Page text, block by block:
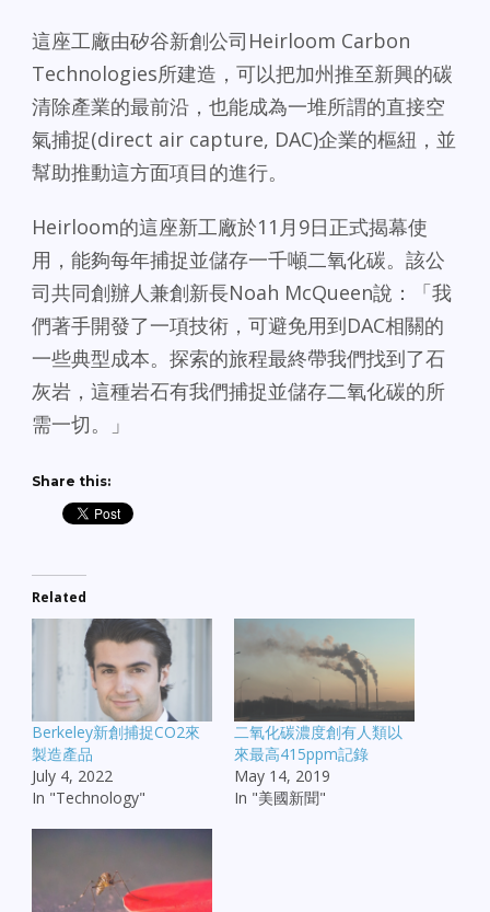
這座工廠由矽谷新創公司Heirloom Carbon
Technologies所建造，可以把加州推至新興的碳
清除產業的最前沿，也能成為一堆所謂的直接空
氣捕捉(direct air capture, DAC)企業的樞紐，並
幫助推動這方面項目的進行。
Heirloom的這座新工廠於11月9日正式揭幕使
用，能夠每年捕捉並儲存一千噸二氧化碳。該公
司共同創辦人兼創新長Noah McQueen說：「我
們著手開發了一項技術，可避免用到DAC相關的
一些典型成本。探索的旅程最終帶我們找到了石
灰岩，這種岩石有我們捕捉並儲存二氧化碳的所
需一切。」
Share this:
Related
Berkeley新創捕捉CO2來
製造產品
July 4, 2022
In "Technology"
二氧化碳濃度創有人類以
來最高415ppm記錄
May 14, 2019
In "美國新聞"